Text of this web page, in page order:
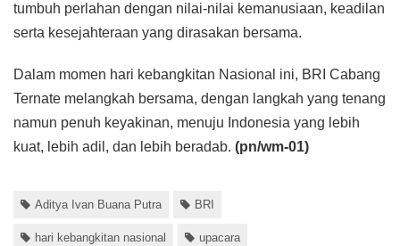
tumbuh perlahan dengan nilai-nilai kemanusiaan, keadilan
serta kesejahteraan yang dirasakan bersama.
Dalam momen hari kebangkitan Nasional ini, BRI Cabang
Ternate melangkah bersama, dengan langkah yang tenang
namun penuh keyakinan, menuju Indonesia yang lebih
kuat, lebih adil, dan lebih beradab. (pn/wm-01)
Aditya Ivan Buana Putra BRI
hari kebangkitan nasional upacara